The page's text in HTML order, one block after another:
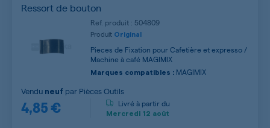
Ressort de bouton
Ref. produit : 504809
Produit Original
Pieces de Fixation pour Cafetière et expresso /
Machine à café MAGIMIX
Marques compatibles : MAGIMIX
4,85 €
Vendu neuf par Pièces Outils
Livré à partir du
Mercredi 12 août